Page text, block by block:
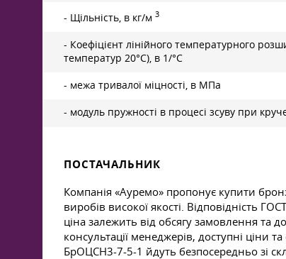
- Щільність, в кг/м 3
- Коефіцієнт лінійного температурного
температур 20°С), в 1/°С
- межа тривалої міцності, в МПа
- модуль пружності в процесі зсуву при
ПОСТАЧАЛЬНИК
Компанія «Ауремо» пропонує купити
виробів високої якості. Відповідність
ціна залежить від обсягу замовлення та
консультації менеджерів, доступні ціни
БрОЦСН3-7-5-1 йдуть безпосередньо зі